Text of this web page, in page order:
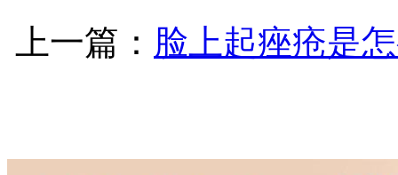
上一篇： 脸上起痤疮是